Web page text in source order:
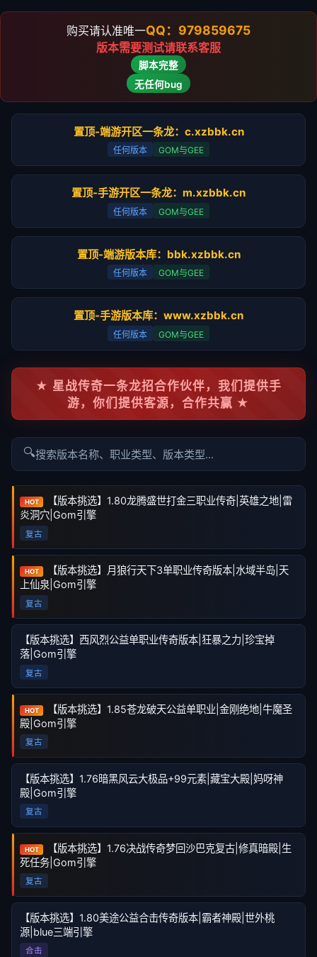
购买请认准唯一QQ：979859675
版本需要测试请联系客服
脚本完整
无任何bug
置顶-端游开区一条龙：c.xzbbk.cn
任何版本 GOM与GEE
置顶-手游开区一条龙：m.xzbbk.cn
任何版本 GOM与GEE
置顶-端游版本库：bbk.xzbbk.cn
任何版本 GOM与GEE
置顶-手游版本库：www.xzbbk.cn
任何版本 GOM与GEE
★ 星战传奇一条龙招合作伙伴，我们提供手
游，你们提供客源，合作共赢 ★
🔍
HOT
【版本挑选】1.80龙腾盛世打金三职业传奇|英雄之地|雷
炎洞穴|Gom引擎
复古
HOT
【版本挑选】月狼行天下3单职业传奇版本|水域半岛|天
上仙泉|Gom引擎
复古
【版本挑选】西风烈公益单职业传奇版本|狂暴之力|珍宝掉
落|Gom引擎
复古
HOT
【版本挑选】1.85苍龙破天公益单职业|金刚绝地|牛魔圣
殿|Gom引擎
复古
【版本挑选】1.76暗黑风云大极品+99元素|藏宝大殿|妈呀神
殿|Gom引擎
复古
HOT
【版本挑选】1.76决战传奇梦回沙巴克复古|修真暗殿|生
死任务|Gom引擎
复古
【版本挑选】1.80美途公益合击传奇版本|霸者神殿|世外桃
源|blue三端引擎
合击